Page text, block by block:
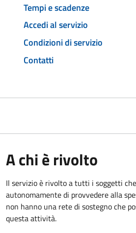
Tempi e scadenze
Accedi al servizio
Condizioni di servizio
Contatti
A chi è rivolto
Il servizio è rivolto a tutti i soggetti
autonomamente di provvedere alla
non hanno una rete di sostegno che
questa attività.